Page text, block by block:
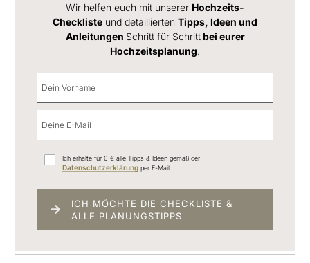
Wir helfen euch mit unserer Hochzeits-
Checkliste und detaillierten Tipps, Ideen und
Anleitungen Schritt für Schrittbei eurer
Hochzeitsplanung.
Ich erhalte für 0 € alle Tipps & Ideen gemäß der
Datenschutzerklärung per E-Mail.
ICH MÖCHTE DIE CHECKLISTE &
ALLE PLANUNGSTIPPS